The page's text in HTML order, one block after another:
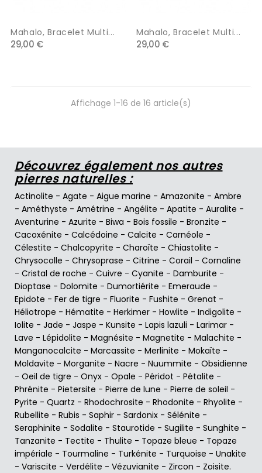
Mahalo, Bracelet Multi...
29,00 €
Mahalo, Bracelet Multi...
29,00 €
Affichage 1-16 de 16 article(s)
Découvrez également nos autres
pierres naturelles :
Actinolite - Agate - Aigue marine - Amazonite - Ambre
- Améthyste - Amétrine - Angélite - Apatite - Auralite -
Aventurine - Azurite - Biwa - Bois fossile - Bronzite -
Cacoxénite - Calcédoine - Calcite - Carnéole -
Célestite - Chalcopyrite - Charoïte - Chiastolite -
Chrysocolle - Chrysoprase - Citrine - Corail - Cornaline
- Cristal de roche - Cuivre - Cyanite - Damburite -
Dioptase - Dolomite - Dumortiérite - Emeraude -
Epidote - Fer de tigre - Fluorite - Fushite - Grenat -
Héliotrope - Hématite - Herkimer - Howlite - Indigolite -
Iolite - Jade - Jaspe - Kunsite - Lapis lazuli - Larimar -
Lave - Lépidolite - Magnésite - Magnetite - Malachite -
Manganocalcite - Marcassite - Merlinite - Mokaïte -
Moldavite - Morganite - Nacre - Nuummite - Obsidienne
- Oeil de tigre - Onyx - Opale - Péridot - Pétalite -
Phrénite - Pietersite - Pierre de lune - Pierre de soleil -
Pyrite - Quartz - Rhodochrosite - Rhodonite - Rhyolite -
Rubellite - Rubis - Saphir - Sardonix - Sélénite -
Seraphinite - Sodalite - Staurotide - Sugilite - Sunghite -
Tanzanite - Tectite - Thulite - Topaze bleue - Topaze
impériale - Tourmaline - Turkénite - Turquoise - Unakite
- Variscite - Verdélite - Vézuvianite - Zircon - Zoisite.